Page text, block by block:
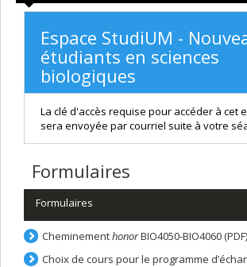
Espace StudiUM -
étudiants en sciences
biologiques
La clé d'accès requise pour accéder à cet
sera envoyée par courriel suite à votre
Formulaires
Formulaires
CheminementhonorBIO4050-BIO4060 (PDF)
Choix de cours pour le programme